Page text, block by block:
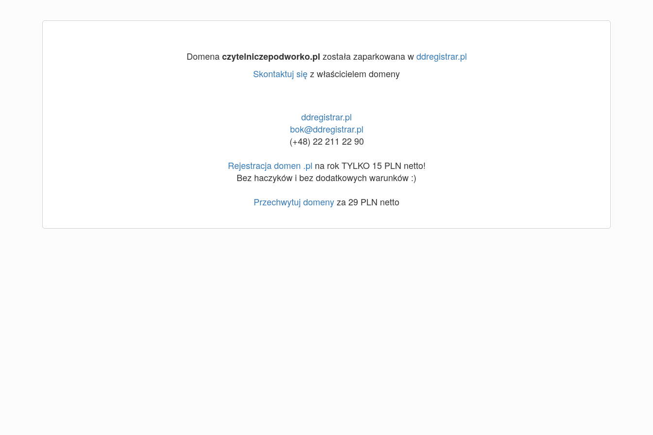
Domenaczytelniczepodworko.pl została zaparkowana wddregistrar.pl
Skontaktuj sięz właścicielem domeny
ddregistrar.pl
bok@ddregistrar.pl
(+48) 22 211 22 90
Rejestracja domen .pl na rok TYLKO 15 PLN netto!
Bez haczyków i bez dodatkowych warunków :)
Przechwytuj domenyza 29 PLN netto